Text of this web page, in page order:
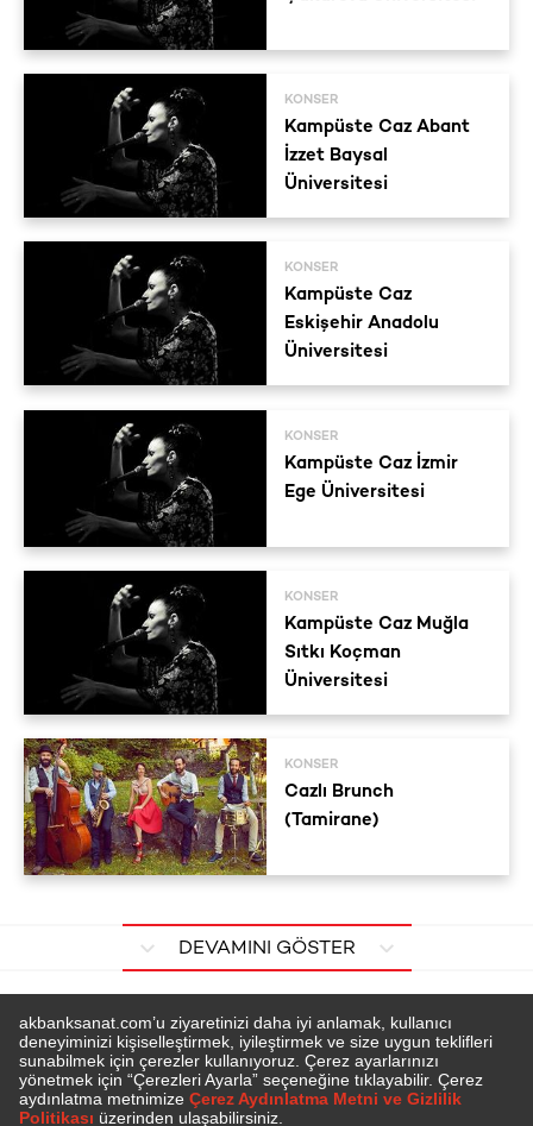
KONSER
Kampüste Caz Abant
İzzet Baysal
Üniversitesi
KONSER
Kampüste Caz
Eskişehir Anadolu
Üniversitesi
KONSER
Kampüste Caz İzmir
Ege Üniversitesi
KONSER
Kampüste Caz Muğla
Sıtkı Koçman
Üniversitesi
KONSER
Cazlı Brunch
(Tamirane)
DEVAMINI GÖSTER